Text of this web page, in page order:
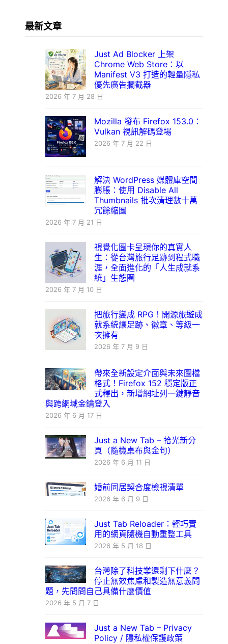
最新文章
Just Ad Blocker 上架
Chrome Web Store：以
Manifest V3 打造的輕量隱私
優先廣告攔截器
2026 年 7 月 28 日
Mozilla 發布 Firefox 153.0：
Vulkan 視訊解碼登場
2026 年 7 月 22 日
解決 WordPress 媒體庫空間
膨脹：使用 Disable All
Thumbnails 批次清理數十萬
冗餘縮圖
2026 年 7 月 21 日
視覺化圖卡呈現你的真實人
生：從台灣旅行足跡到程式職
涯，全面進化的「人生成就系
統」生態圈
2026 年 7 月 10 日
把旅行變成 RPG！開源旅遊成
就系統讓足跡、徽章、等級一
次擁有
2026 年 7 月 9 日
帶來全新設定介面與未來圖檔
格式！Firefox 152 穩定版正
式釋出，新增網址列一鍵靜音
與跨網域金鑰登入
2026 年 6 月 17 日
Just a New Tab – 拾光新分
頁（隨機桌布與金句）
2026 年 6 月 11 日
婚前同居契合度檢視清單
2026 年 6 月 9 日
Just Tab Reloader：輕巧實
用的網頁隨機自動重整工具
2026 年 5 月 18 日
台灣除了科技業還剩下什麼？
停止無效焦慮和製造無意義問
題，先問問自己具備什麼價值
2026 年 5 月 7 日
Just a New Tab – Privacy
Policy / 隱私權保護政策